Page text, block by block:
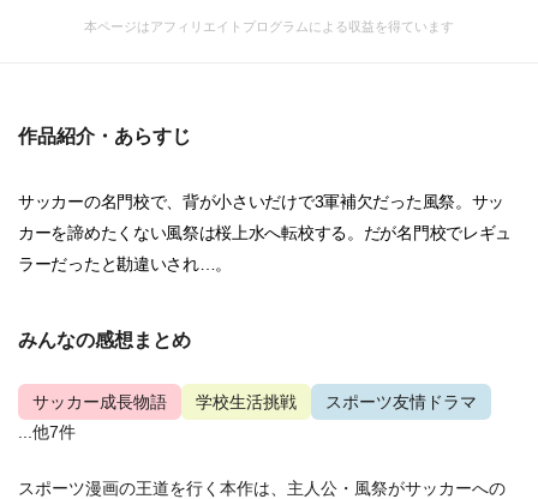
本ページはアフィリエイトプログラムによる収益を得ています
作品紹介・あらすじ
サッカーの名門校で、背が小さいだけで3軍補欠だった風祭。サッ
カーを諦めたくない風祭は桜上水へ転校する。だが名門校でレギュ
ラーだったと勘違いされ…。
みんなの感想まとめ
サッカー成長物語 学校生活挑戦
スポーツ友情ドラマ
...他7件
スポーツ漫画の王道を行く本作は、主人公・風祭がサッカーへの